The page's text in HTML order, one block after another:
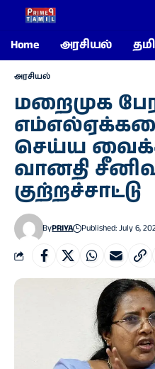
Home
அரசியல்
அரசியல்
மறைமுக
செய்ய
வானதி
குற்றச்சாட்டு
ByPRIYA Published: July 6,